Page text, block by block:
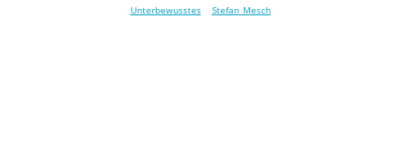
Unterbewusstes Stefan Mesch